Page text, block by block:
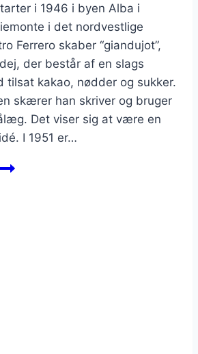
i 1946 i byen Alba i
i det nordvestlige
Ferrero skaber “giandujot”,
der består af en slags
tilsat kakao, nødder og sukker.
skærer han skriver og bruger
Det viser sig at være en
I 1951 er…